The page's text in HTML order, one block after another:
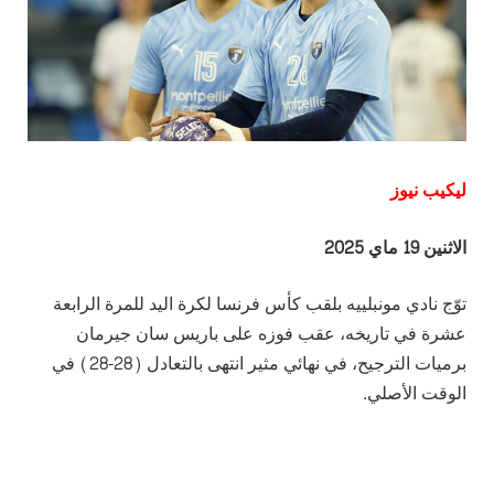
ليكيب نيوز
الاثنين 19 ماي 2025
توّج نادي مونبلييه بلقب كأس فرنسا لكرة اليد للمرة الرابعة
عشرة في تاريخه، عقب فوزه على باريس سان جيرمان
برميات الترجيح، في نهائي مثير انتهى بالتعادل (28-28) في
الوقت الأصلي.